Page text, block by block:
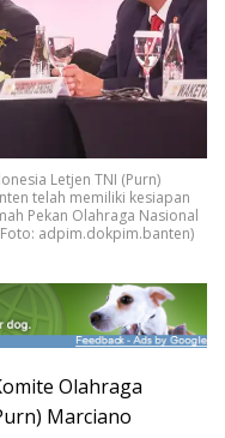
Letjen TNI (Purn)
telah memiliki kesiapan
Pekan Olahraga Nasional
adpim.dokpim.banten)
Olahraga
Marciano